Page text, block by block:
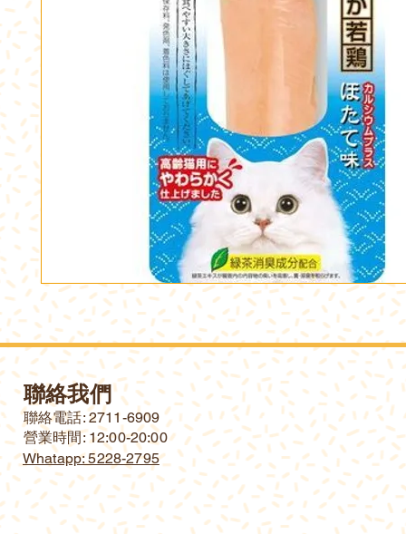
聯絡我們
​聯絡電話: 2711-6909
營業時間: 12:00-20:00
Whatapp: 5228-2795